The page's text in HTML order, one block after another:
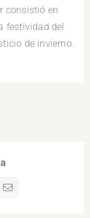
consistió en
festividad del
de invierno.
Correo